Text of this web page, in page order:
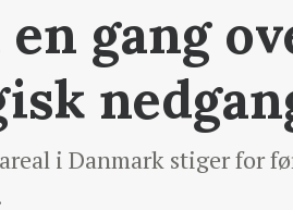
gang
i Danmark stiger for